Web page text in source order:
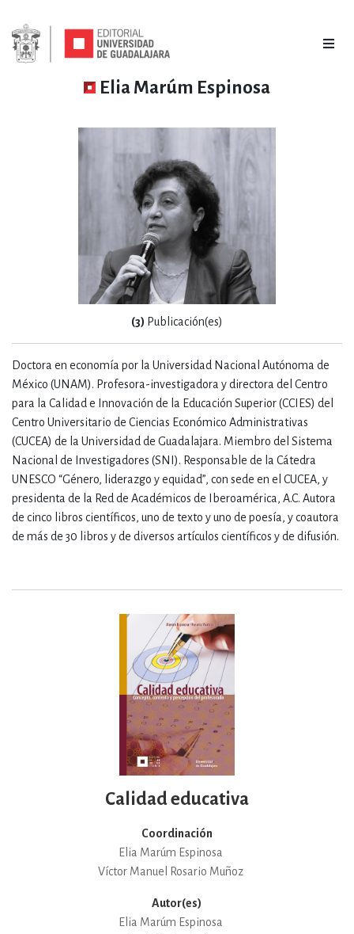
Elia Marúm Espinosa
Doctora en economía por la Universidad Nacional Autónoma de
México (UNAM). Profesora-investigadora y directora del Centro
para la Calidad e Innovación de la Educación Superior (CCIES) del
Centro Universitario de Ciencias Económico Administrativas
(CUCEA) de la Universidad de Guadalajara. Miembro del Sistema
Nacional de Investigadores (SNI). Responsable de la Cátedra
UNESCO “Género, liderazgo y equidad”, con sede en el CUCEA, y
presidenta de la Red de Académicos de Iberoamérica, A.C. Autora
de cinco libros científicos, uno de texto y uno de poesía, y coautora
de más de 30 libros y de diversos artículos científicos y de difusión.
(3) Publicación(es)
Calidad educativa
Coordinación
Elia Marúm Espinosa
Víctor Manuel Rosario Muñoz
Autor(es)
Elia Marúm Espinosa